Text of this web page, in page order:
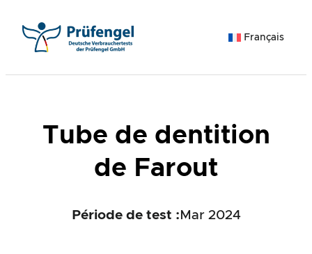
contenu
Français
Tube de dentition
de Farout
Période de test : Mar 2024